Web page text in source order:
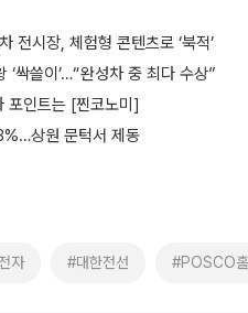
전시장, 체험형 콘텐츠로 ‘북적’
싹쓸이’…“완성차 중 최다 수상”
포인트는 [찐코노미]
상원 문턱서 제동
자 #대한전선 #POSCO